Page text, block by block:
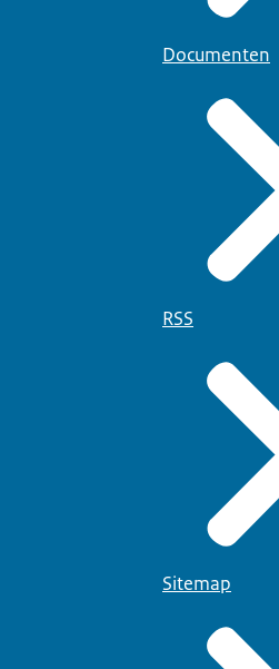
Documenten
RSS
Sitemap